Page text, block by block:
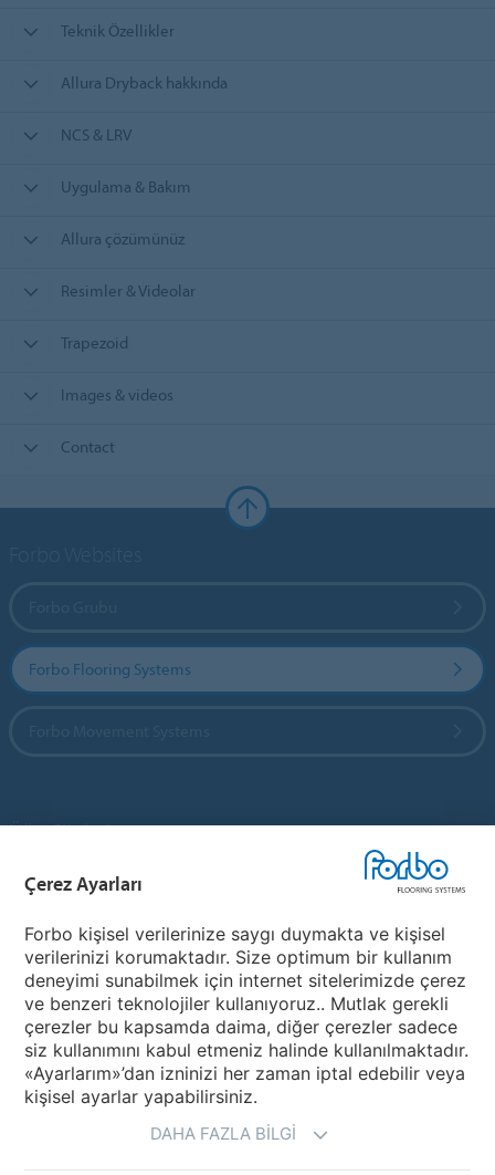
Teknik Özellikler
Allura Dryback hakkında
NCS & LRV
Uygulama & Bakım
Allura çözümünüz
Resimler & Videolar
Trapezoid
Images & videos
Contact
Forbo Flooring Systems
Ülke Siteleri
Ülkenizi Seçin
My Forbo
Ürünler
Covid-19
Çerez Ayarları
Forbo kişisel verilerinize saygı duymakta ve kişisel
verilerinizi korumaktadır. Size optimum bir kullanım
deneyimi sunabilmek için internet sitelerimizde çerez
ve benzeri teknolojiler kullanıyoruz.. Mutlak gerekli
çerezler bu kapsamda daima, diğer çerezler sadece
siz kullanımını kabul etmeniz halinde kullanılmaktadır.
«Ayarlarım»’dan izninizi her zaman iptal edebilir veya
kişisel ayarlar yapabilirsiniz.
DAHA FAZLA BILGI